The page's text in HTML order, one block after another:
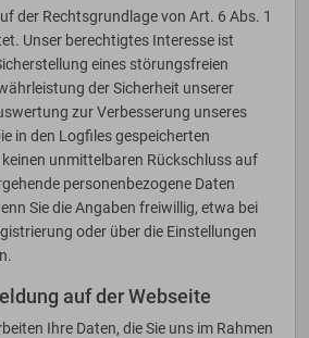
der Rechtsgrundlage von Art. 6 Abs. 1
Unser berechtigtes Interesse ist
eines störungsfreien
der Sicherheit unserer
zur Verbesserung unseres
in den Logfiles gespeicherten
unmittelbaren Rückschluss auf
personenbezogene Daten
Sie die Angaben freiwillig, etwa bei
oder über die Einstellungen
auf der Webseite
Ihre Daten, die Sie uns im Rahmen